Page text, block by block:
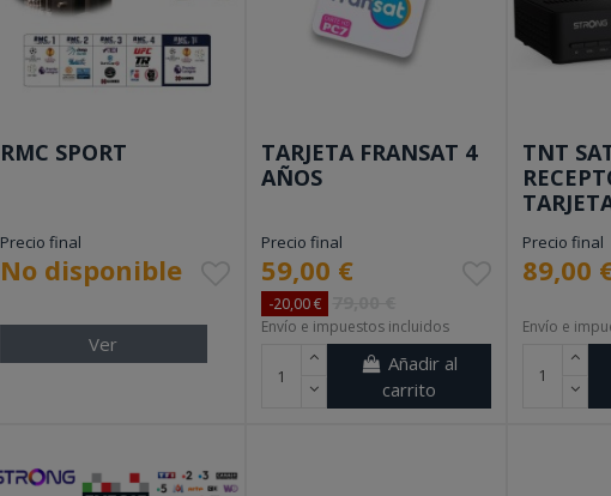
RMC SPORT
Precio final
No disponible
Ver
TARJETA FRANSAT 4
AÑOS
Precio final
59,00 €
-20,00 €
Envío e impuestos incluidos
Añadir al
carrito
TNT
Precio final
89,00
Envío e